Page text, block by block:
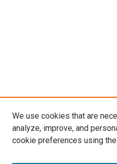
We use cookies that are
analyze, improve, and
cookie preferences using the